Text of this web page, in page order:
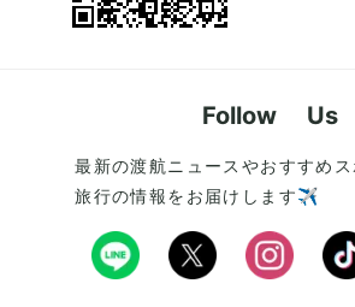
Follow Us
最新の渡航ニュースやおすすめス
旅行の情報をお届けします✈️